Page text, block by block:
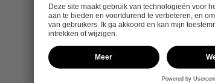
Heeft u vragen over KLAFS of onze